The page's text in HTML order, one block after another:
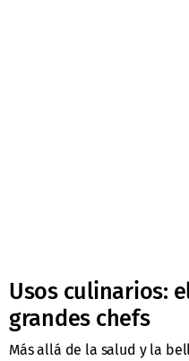
Usos culinarios:
grandes chefs
Más allá de la salud y la